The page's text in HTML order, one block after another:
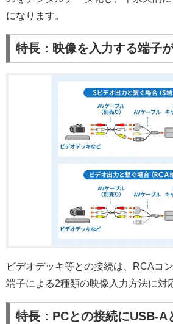
になります。
特長：映像を入力する端子
ビデオデッキ等との接続は、RCAコ
端子による2種類の映像入力方法に対
特長：PCとの接続にUSB-A